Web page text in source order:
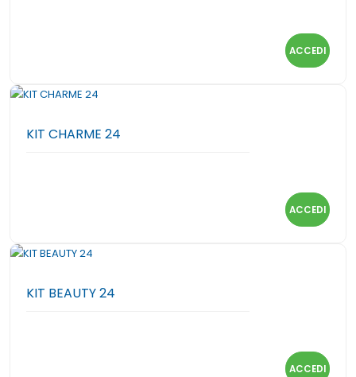
ACCEDI
KIT CHARME 24
ACCEDI
KIT BEAUTY 24
ACCEDI